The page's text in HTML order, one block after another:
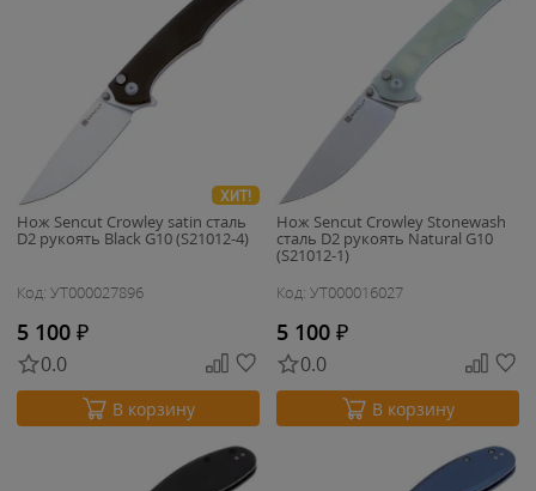
ХИТ!
Нож Sencut Crowley satin сталь
D2 рукоять Black G10 (S21012-4)
Код: УТ000027896
5 100 ₽
0.0
В корзину
Нож Sencut Crowley Stonewash
сталь D2 рукоять Natural G10
(S21012-1)
Код: УТ000016027
5 100 ₽
0.0
В корзину